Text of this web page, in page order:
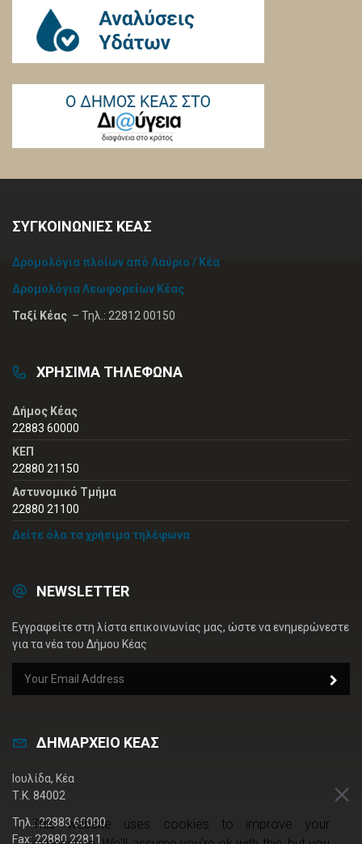
ΣΥΓΚΟΙΝΩΝΙΕΣ ΚΕΑΣ
Δρομολόγια πλοίων από Λαύριο / Κέα
Δρομολόγια Λεωφορείων Κέας
Ταξί Κέας – Τηλ.: 22812 00150
ΧΡΗΣΙΜΑ ΤΗΛΕΦΩΝΑ
Δήμος Κέας
22883 60000
ΚΕΠ
22880 21150
Αστυνομικό Τμήμα
22880 21100
Δείτε όλα τα χρήσιμα τηλέφωνα
NEWSLETTER
Εγγραφείτε στη λίστα επικοινωνίας μας, ώστε να ενημερώνεστε
για τα νέα του Δήμου Κέας
ΔΗΜΑΡΧΕΙΟ ΚΕΑΣ
Ιουλίδα, Κέα
Τ.Κ. 84002
Τηλ.: 22883 60000
Fax: 22880 22811
This website uses cookies to improve your